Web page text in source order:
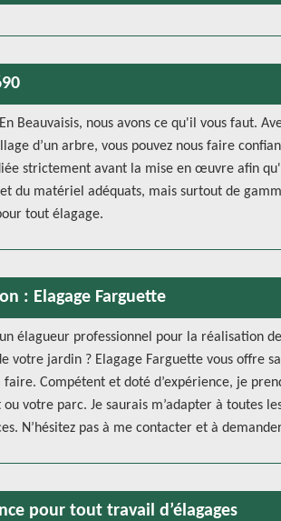
Beauvaisis, nous avons ce qu'il vous faut.
d’un arbre, vous pouvez nous faire
strictement avant la mise en œuvre afin
du matériel adéquats, mais surtout de
tout élagage.
: Elagage Farguette
élagueur professionnel pour la réalisation
votre jardin ? Elagage Farguette vous offre sa
Compétent et doté d’expérience, je
votre parc. Je saurais m’adapter à toutes
N’hésitez pas à me contacter et à
pour tout travail d’élagages